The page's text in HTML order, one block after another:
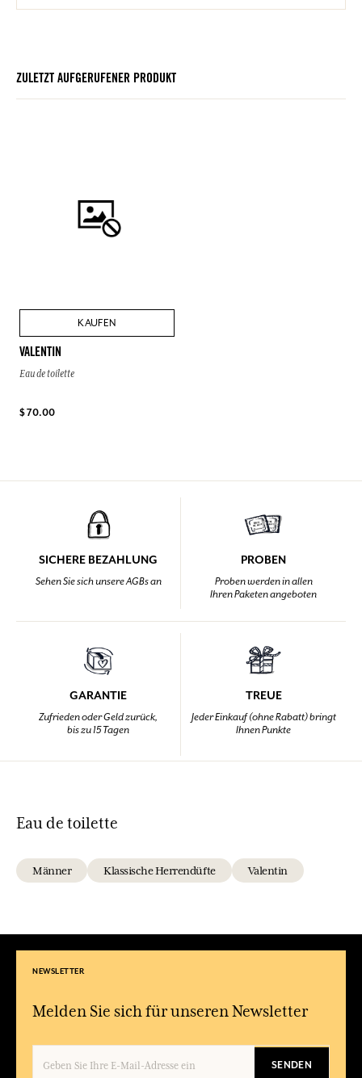
ZULETZT AUFGERUFENER PRODUKT
KAUFEN
VALENTIN
Eau de toilette
$ 70.00
SICHERE BEZAHLUNG
Sehen Sie sich unsere AGBs an
PROBEN
Proben werden in allen
Ihren Paketen angeboten
GARANTIE
Zufrieden oder Geld zurück,
bis zu 15 Tagen
TREUE
Jeder Einkauf (ohne Rabatt) bringt
Ihnen Punkte
Eau de toilette
Männer Klassische Herrendüfte Valentin
NEWSLETTER
Melden Sie sich für unseren Newsletter
SENDEN